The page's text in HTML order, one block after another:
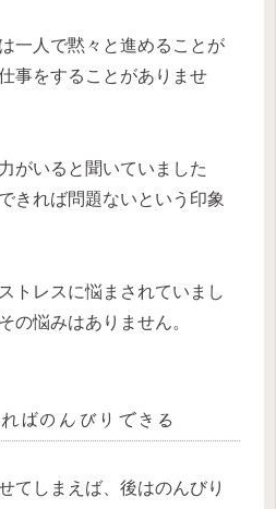
一人で黙々と進めることが
事をすることがありませ
がいると聞いていました
きれば問題ないという印象
トレスに悩まされていまし
の悩みはありません。
ばのんびりできる
てしまえば、後はのんびり